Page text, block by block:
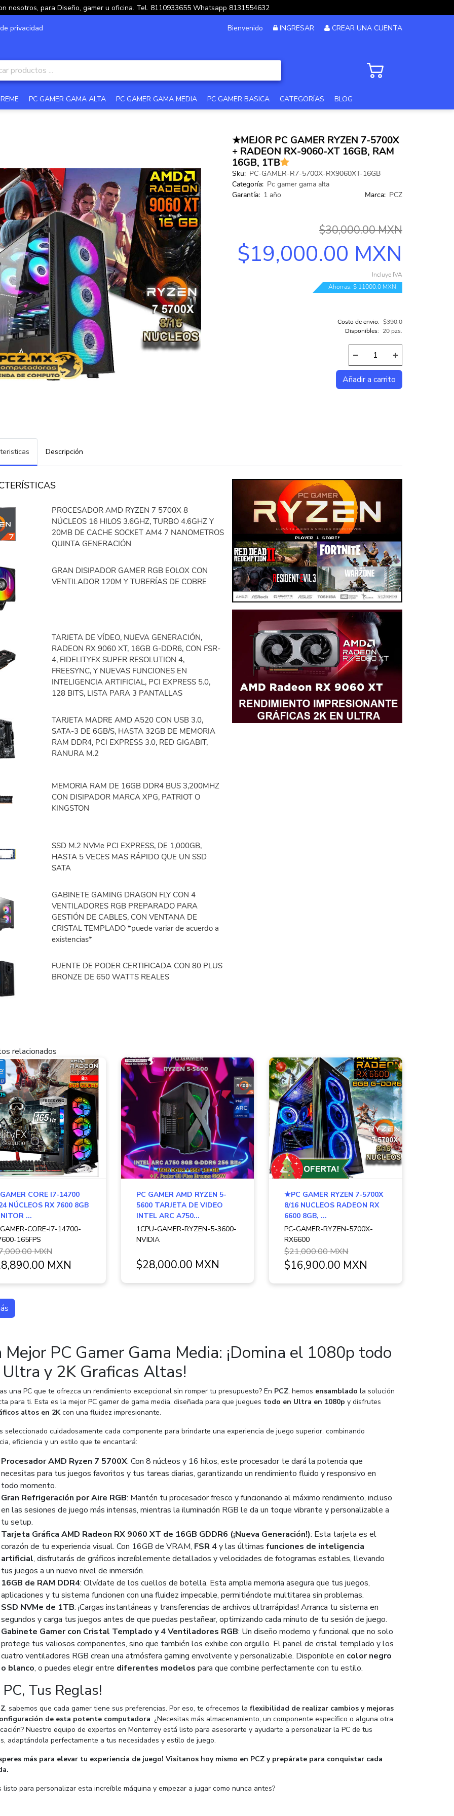
nosotros, para Diseño, gamer u oficina. Tel. 8110933655 Whatsapp 8131554632
privacidad Bienvenido INGRESAR CREAR UNA CUENTA
PC GAMER GAMA ALTA PC GAMER GAMA MEDIA PC GAMER BASICA CATEGORÍAS
PC GAMER 12MSI
PC DISEÑO Y EDICION
PC GAMER GAMA MEDIA
COMPUTADORAS AMD
BLOG
★MEJOR PC GAMER RYZEN 7-5700X
+ RADEON RX-9060-XT 16GB, RAM
16GB, 1TB
Sku: PC-GAMER-R7-5700X-RX9060XT-16GB
Categoría: Pc gamer gama alta
Garantía: 1 año Marca: PCZ
$30,000.00 MXN
$19,000.00 MXN
Incluye IVA
Ahorras: $ 11000.0 MXN
Costo de envio: $390.0
Disponibles: 20 pzs.
Descripción
PROCESADOR AMD RYZEN 7 5700X 8
NÚCLEOS 16 HILOS 3.6GHZ, TURBO 4.6GHZ Y
20MB DE CACHE SOCKET AM4 7 NANOMETROS
QUINTA GENERACIÓN
GRAN DISIPADOR GAMER RGB EOLOX CON
VENTILADOR 120M Y TUBERÍAS DE COBRE
TARJETA DE VÍDEO, NUEVA GENERACIÓN,
RADEON RX 9060 XT, 16GB G-DDR6, CON FSR-
4, FIDELITYFX SUPER RESOLUTION 4,
FREESYNC, Y NUEVAS FUNCIONES EN
INTELIGENCIA ARTIFICIAL, PCI EXPRESS 5.0,
128 BITS, LISTA PARA 3 PANTALLAS
TARJETA MADRE AMD A520 CON USB 3.0,
SATA-3 DE 6GB/S, HASTA 32GB DE MEMORIA
RAM DDR4, PCI EXPRESS 3.0, RED GIGABIT,
RANURA M.2
MEMORIA RAM DE 16GB DDR4 BUS 3,200MHZ
CON DISIPADOR MARCA XPG, PATRIOT O
KINGSTON
SSD M.2 NVMe PCI EXPRESS, DE 1,000GB,
HASTA 5 VECES MAS RÁPIDO QUE UN SSD
SATA
GABINETE GAMING DRAGON FLY CON 4
VENTILADORES RGB PREPARADO PARA
GESTIÓN DE CABLES, CON VENTANA DE
CRISTAL TEMPLADO *puede variar de acuerdo a
existencias*
FUENTE DE PODER CERTIFICADA CON 80 PLUS
BRONZE DE 650 WATTS REALES
relacionados
CORE I7-14700
NÚCLEOS RX 7600 8GB
...
CORE-I7-14700-
165FPS
MXN
MXN
PC GAMER AMD RYZEN 5-
5600 TARJETA DE VIDEO
INTEL ARC A750...
1CPU-GAMER-RYZEN-5-3600-
NVIDIA
$28,000.00 MXN
★PC GAMER RYZEN 7-5700X
8/16 NUCLEOS RADEON RX
6600 8GB, ...
PC-GAMER-RYZEN-5700X-
RX6600
$21,000.00 MXN
$16,900.00 MXN
Mejor PC Gamer Gama Media: ¡Domina el 1080p todo
y 2K Graficas Altas!
una PC que te ofrezca un rendimiento excepcional sin romper tu presupuesto? En PCZ, hemos ensamblado la solución
para ti. Esta es la mejor PC gamer de gama media, diseñada para que juegues todo en Ultra en 1080p y disfrutes
altos en 2Kcon una fluidez impresionante.
seleccionado cuidadosamente cada componente para brindarte una experiencia de juego superior, combinando
eficiencia y un estilo que te encantará:
Procesador AMD Ryzen 7 5700X: Con 8 núcleos y 16 hilos, este procesador te dará la potencia que
necesitas para tus juegos favoritos y tus tareas diarias, garantizando un rendimiento fluido y responsivo en
todo momento.
Gran Refrigeración por Aire RGB: Mantén tu procesador fresco y funcionando al máximo rendimiento, incluso
en las sesiones de juego más intensas, mientras la iluminación RGB le da un toque vibrante y personalizable a
tu setup.
Tarjeta Gráfica AMD Radeon RX 9060 XT de 16GB GDDR6 (¡Nueva Generación!): Esta tarjeta es el
corazón de tu experiencia visual. Con 16GB de VRAM, FSR 4y las últimas funciones de inteligencia
artificial, disfrutarás de gráficos increíblemente detallados y velocidades de fotogramas estables, llevando
tus juegos a un nuevo nivel de inmersión.
16GB de RAM DDR4: Olvídate de los cuellos de botella. Esta amplia memoria asegura que tus juegos,
aplicaciones y tu sistema funcionen con una fluidez impecable, permitiéndote multitarea sin problemas.
SSD NVMe de 1TB: ¡Cargas instantáneas y transferencias de archivos ultrarrápidas! Arranca tu sistema en
segundos y carga tus juegos antes de que puedas pestañear, optimizando cada minuto de tu sesión de juego.
Gabinete Gamer con Cristal Templado y 4 Ventiladores RGB: Un diseño moderno y funcional que no solo
protege tus valiosos componentes, sino que también los exhibe con orgullo. El panel de cristal templado y los
cuatro ventiladores RGB crean una atmósfera gaming envolvente y personalizable. Disponible en color negro
o blanco, o puedes elegir entre diferentes modelos para que combine perfectamente con tu estilo.
PC, Tus Reglas!
, sabemos que cada gamer tiene sus preferencias. Por eso, te ofrecemos la flexibilidad de realizar cambios y mejoras
de esta potente computadora. ¿Necesitas más almacenamiento, un componente específico o alguna otra
Nuestro equipo de expertos en Monterrey está listo para asesorarte y ayudarte a personalizar la PC de tus
adaptándola perfectamente a tus necesidades y estilo de juego.
más para elevar tu experiencia de juego! Visítanos hoy mismo en PCZ y prepárate para conquistar cada
listo para personalizar esta increíble máquina y empezar a jugar como nunca antes?